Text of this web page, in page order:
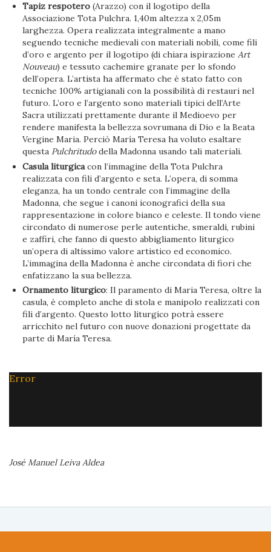
Tapiz respotero (Arazzo) con il logotipo della
Associazione Tota Pulchra. 1,40m altezza x 2,05m
larghezza. Opera realizzata integralmente a mano
seguendo tecniche medievali con materiali nobili, come fili
d’oro e argento per il logotipo (di chiara ispirazioneArt
Nouveau) e tessuto cachemire granate per lo sfondo
dell’opera. L’artista ha affermato che è stato fatto con
tecniche 100% artigianali con la possibilità di restauri nel
futuro. L’oro e l’argento sono materiali tipici dell’Arte
Sacra utilizzati prettamente durante il Medioevo per
rendere manifesta la bellezza sovrumana di Dio e la Beata
Vergine Maria. Perciò María Teresa ha voluto esaltare
questa Pulchritudodella Madonna usando tali materiali.
Casula liturgicacon l’immagine della Tota Pulchra
realizzata con fili d’argento e seta. L’opera, di somma
eleganza, ha un tondo centrale con l’immagine della
Madonna, che segue i canoni iconografici della sua
rappresentazione in colore bianco e celeste. Il tondo viene
circondato di numerose perle autentiche, smeraldi, rubini
e zaffiri, che fanno di questo abbigliamento liturgico
un’opera di altissimo valore artistico ed economico.
L’immagina della Madonna è anche circondata di fiori che
enfatizzano la sua bellezza.
Ornamento liturgico: Il paramento di Maria Teresa, oltre la
casula, è completo anche di stola e manipolo realizzati con
fili d’argento. Questo lotto liturgico potrà essere
arricchito nel futuro con nuove donazioni progettate da
parte di María Teresa.
Error
José Manuel Leiva Aldea